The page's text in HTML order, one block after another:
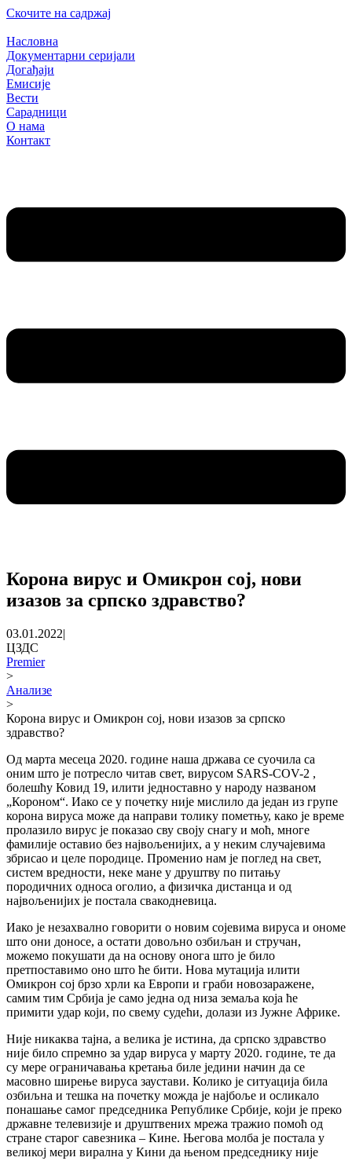
Скочите на садржај
Насловна
Документарни серијали
Догађаји
Емисије
Вести
Сарадници
О нама
Контакт
Корона вирус и Омикрон сој, нови
изазов за српско здравство?
03.01.2022|
ЦЗДС
Premier
>
Анализе
>
Корона вирус и Омикрон сој, нови изазов за српско
здравство?
Од марта месеца 2020. године наша држава се суочила са
оним што је потресло читав свет, вирусом SARS-COV-2 ,
болешћу Ковид 19, илити једноставно у народу названом
„Короном“. Иако се у почетку није мислило да један из групе
корона вируса може да направи толику пометњу, како је време
пролазило вирус је показао сву своју снагу и моћ, многе
фамилије оставио без највољенијих, а у неким случајевима
збрисао и целе породице. Променио нам је поглед на свет,
систем вредности, неке мане у друштву по питању
породичних односа оголио, а физичка дистанца и од
највољенијих је постала свакодневица.
Иако је незахвално говорити о новим сојевима вируса и ономе
што они доносе, а остати довољно озбиљан и стручан,
можемо покушати да на основу онога што је било
претпоставимо оно што ће бити. Нова мутација илити
Омикрон сој брзо хрли ка Европи и граби новозаражене,
самим тим Србија је само једна од низа земаља која ће
примити удар који, по свему судећи, долази из Јужне Африке.
Није никаква тајна, а велика је истина, да српско здравство
није било спремно за удар вируса у марту 2020. године, те да
су мере ограничавања кретања биле једини начин да се
масовно ширење вируса заустави. Колико је ситуација била
озбиљна и тешка на почетку можда је најбоље и осликало
понашање самог председника Републике Србије, који је преко
државне телевизије и друштвених мрежа тражио помоћ од
стране старог савезника – Кине. Његова молба је постала у
великој мери вирална у Кини да њеном председнику није